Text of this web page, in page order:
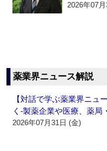
2026年07
薬業界ニュース解説
【対話で学ぶ薬業界ニュ
く‐製薬企業や医療、薬
2026年07月31日 (金)